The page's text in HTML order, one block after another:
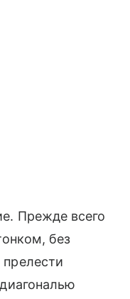
Прежде всего
без